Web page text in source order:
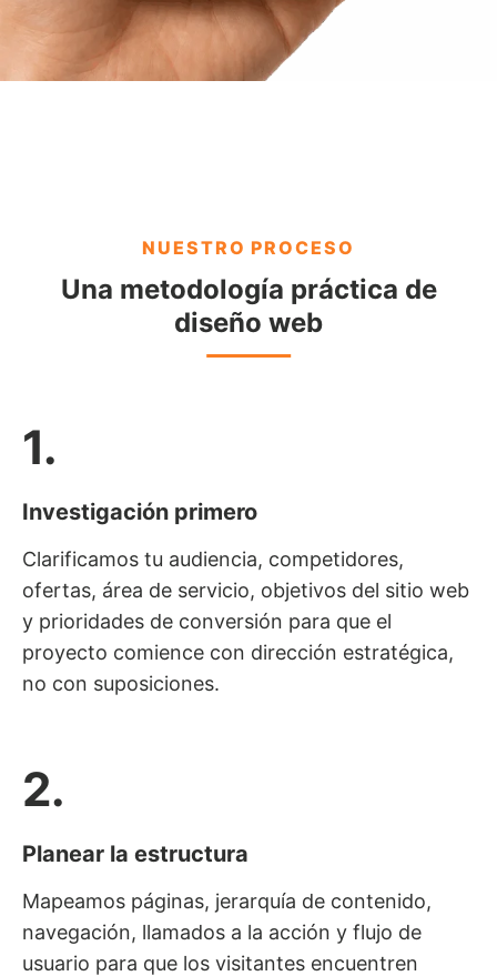
NUESTRO PROCESO
Una metodología práctica de
diseño web
1.
Investigación primero
Clarificamos tu audiencia, competidores,
ofertas, área de servicio, objetivos del sitio web
y prioridades de conversión para que el
proyecto comience con dirección estratégica,
no con suposiciones.
2.
Planear la estructura
Mapeamos páginas, jerarquía de contenido,
navegación, llamados a la acción y flujo de
usuario para que los visitantes encuentren